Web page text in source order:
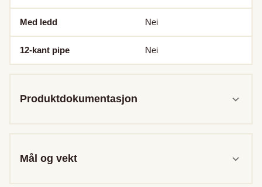
Med ledd Nei
12-kant pipe Nei
Produktdokumentasjon
Mål og vekt